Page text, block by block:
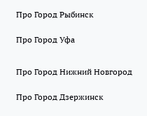
Про Город Рыбинск
Про Город Уфа
Про Город Нижний Новгород
Про Город Дзержинск